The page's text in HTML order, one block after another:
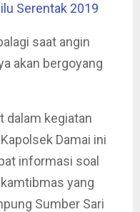
Serentak 2019
saat angin
akan bergoyang
dalam kegiatan
Damai ini
informasi soal
yang
Sumber Sari